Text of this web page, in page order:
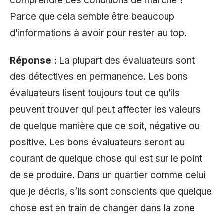
Parce que cela semble être beaucoup
d’informations à avoir pour rester au top.
Réponse : La plupart des évaluateurs sont
des détectives en permanence. Les bons
évaluateurs lisent toujours tout ce qu’ils
peuvent trouver qui peut affecter les valeurs
de quelque manière que ce soit, négative ou
positive. Les bons évaluateurs seront au
courant de quelque chose qui est sur le point
de se produire. Dans un quartier comme celui
que je décris, s’ils sont conscients que quelque
chose est en train de changer dans la zone